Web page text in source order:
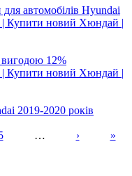
для автомобілів Hyundai
12%
2019-2020 років
… › »